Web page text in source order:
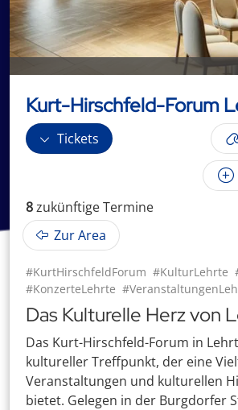
Kurt-Hirschfeld-Forum
Tickets
8zukünftigeTermine
Zur Area
#KurtHirschfeldForum #KulturLehrte
#KonzerteLehrte
Das Kulturelle Herz von
Das Kurt-Hirschfeld-Forum in
kultureller Treffpunkt, der eine
Veranstaltungen und kulturellen
bietet. Gelegen in der Burgdorfer